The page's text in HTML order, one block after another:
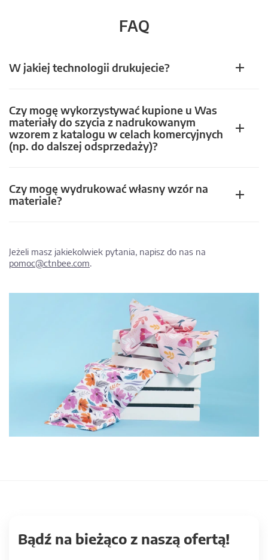
FAQ
W jakiej technologii drukujecie?
Czy mogę wykorzystywać kupione u Was
materiały do szycia z nadrukowanym
wzorem z katalogu w celach komercyjnych
(np. do dalszej odsprzedaży)?
Czy mogę wydrukować własny wzór na
materiale?
Jeżeli masz jakiekolwiek pytania, napisz do nas na
pomoc@ctnbee.com.
Bądź na bieżąco z naszą ofertą!